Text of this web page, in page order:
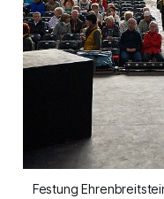
Festung